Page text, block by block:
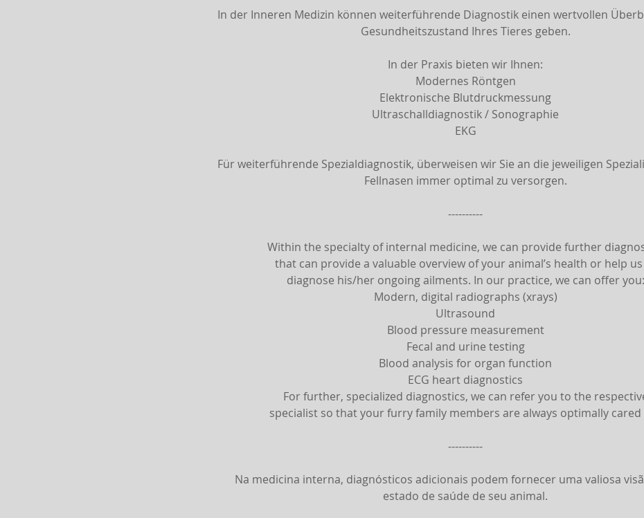
.
In der Inneren Medizin können weiterführende Diagnostik einen wertvollen
Gesundheitszustand Ihres Tieres geben.
In der Praxis bieten wir Ihnen:
Modernes Röntgen
Elektronische Blutdruckmessung
Ultraschalldiagnostik / Sonographie
EKG
Für weiterführende Spezialdiagnostik, überweisen wir Sie an die jeweiligen
Fellnasen immer optimal zu versorgen.
----------
Within the specialty of internal medicine, we can provide further
that can provide a valuable overview of your animal’s health or help
diagnose his/her ongoing ailments. In our practice, we can offer you:
Modern, digital radiographs (xrays)
Ultrasound
Blood pressure measurement
Fecal and urine testing
Blood analysis for organ function
ECG heart diagnostics
For further, specialized diagnostics, we can refer you to the
specialist so that your furry family members are always optimally cared
----------
Na medicina interna, diagnósticos adicionais podem fornecer uma valiosa
estado de saúde de seu animal.